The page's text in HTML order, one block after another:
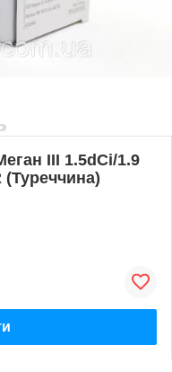
III 1.5dCi/1.9
(Туреччина)